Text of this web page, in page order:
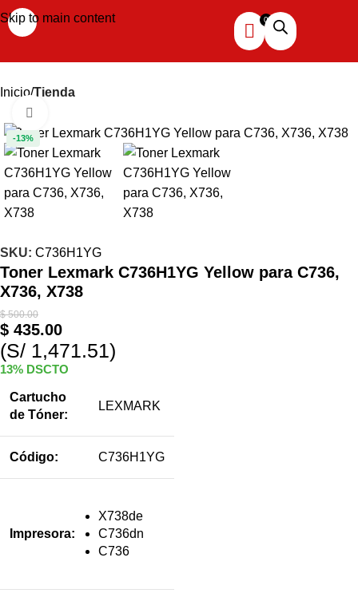
Skip to main content
Inicio Tienda
-13%
SKU: C736H1YG
Toner Lexmark C736H1YG Yellow para C736,
X736, X738
$500.00
$ 435.00
(S/ 1,471.51)
13% DSCTO
Cartucho
de Tóner:
LEXMARK
Código: C736H1YG
Impresora:
X738de
C736dn
C736